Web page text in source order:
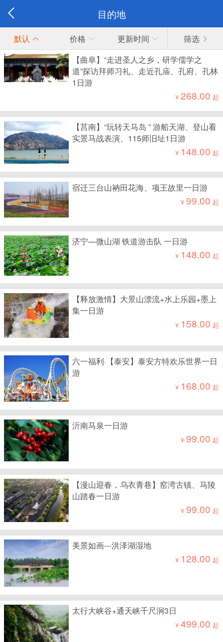
目的地
默认 价格 更新时间
筛选
【曲阜】“走进圣人之乡，研学儒学之
道”探访拜师习礼、走近孔庙、孔府、孔林
1日游
¥268.00 起
【莒南】“玩转天马岛 ” 游船天湖、登山看
实景马战表演、115师旧址1日游
¥ 148.00 起
宿迁三台山衲田花海、项王故里一日游
¥99.00 起
济宁—微山湖 铁道游击队 一日游
¥ 148.00 起
【释放激情】大景山漂流+水上乐园+墨上
集一日游
¥ 158.00 起
六一福利·【泰安】泰安方特欢乐世界一日
游
¥ 168.00 起
沂南马泉一日游
¥99.00 起
【漫山迎春，乌衣青巷】窑湾古镇、马陵
山踏春一日游
¥99.00 起
美景如画---洪泽湖湿地
¥ 128.00 起
太行大峡谷+通天峡千尺涧3日
¥499.00 起